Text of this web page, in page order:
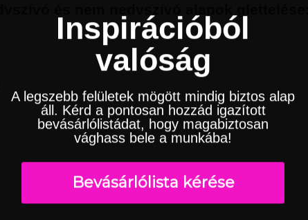
és nem nedvszívó alapok
Inspirációból
valóság
A legszebb felületek mögött mindig biztos alap
áll. Kérd a pontosan hozzád igazított
bevásárlólistádat, hogy magabiztosan
vághass bele a munkába!
Bevásárlólista kérése